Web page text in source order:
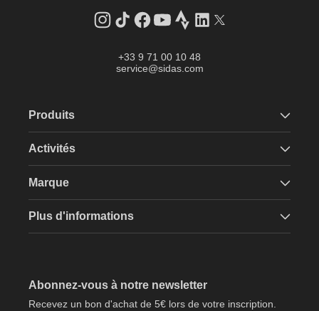
Instagram
Tik
Facebook
YouTube
StravaLinkedInTwitter
+33 9 71 00 10 48
service@sidas.com
Produits
Activités
Marque
Plus d'informations
Abonnez-vous à notre newsletter
Recevez un bon d'achat de 5€ lors de votre inscription.